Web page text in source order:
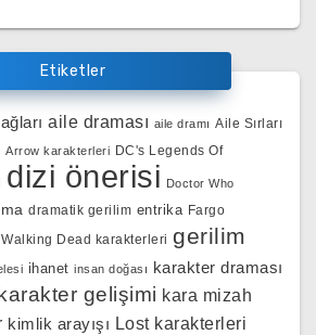
Etiketler
aile draması aile dramı Aile Sırları
Arrow karakterleri DC's Legends Of
dizi önerisi Doctor Who
dramatik gerilim entrika Fargo
Walking Dead karakterleri gerilim
ihanet insan doğası karakter draması
karakter gelişimi kara mizah
kimlik arayışı Lost karakterleri